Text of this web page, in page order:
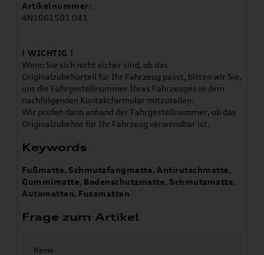
Artikelnummer:
4N1061501 041
! WICHTIG !
Wenn Sie sich nicht sicher sind, ob das
Originalzubehörteil für Ihr Fahrzeug passt, bitten wir Sie,
uns die Fahrgestellnummer Ihres Fahrzeuges in dem
nachfolgenden Kontaktformular mitzuteilen.
Wir prüfen dann anhand der Fahrgestellnummer, ob das
Originalzubehör für Ihr Fahrzeug verwendbar ist.
Keywords
Fußmatte, Schmutzfangmatte,Antirutschmatte,
Gummimatte, Bodenschutzmatte, Schmutzmatte,
Automatten, Fussmatten
Frage zum Artikel
Name